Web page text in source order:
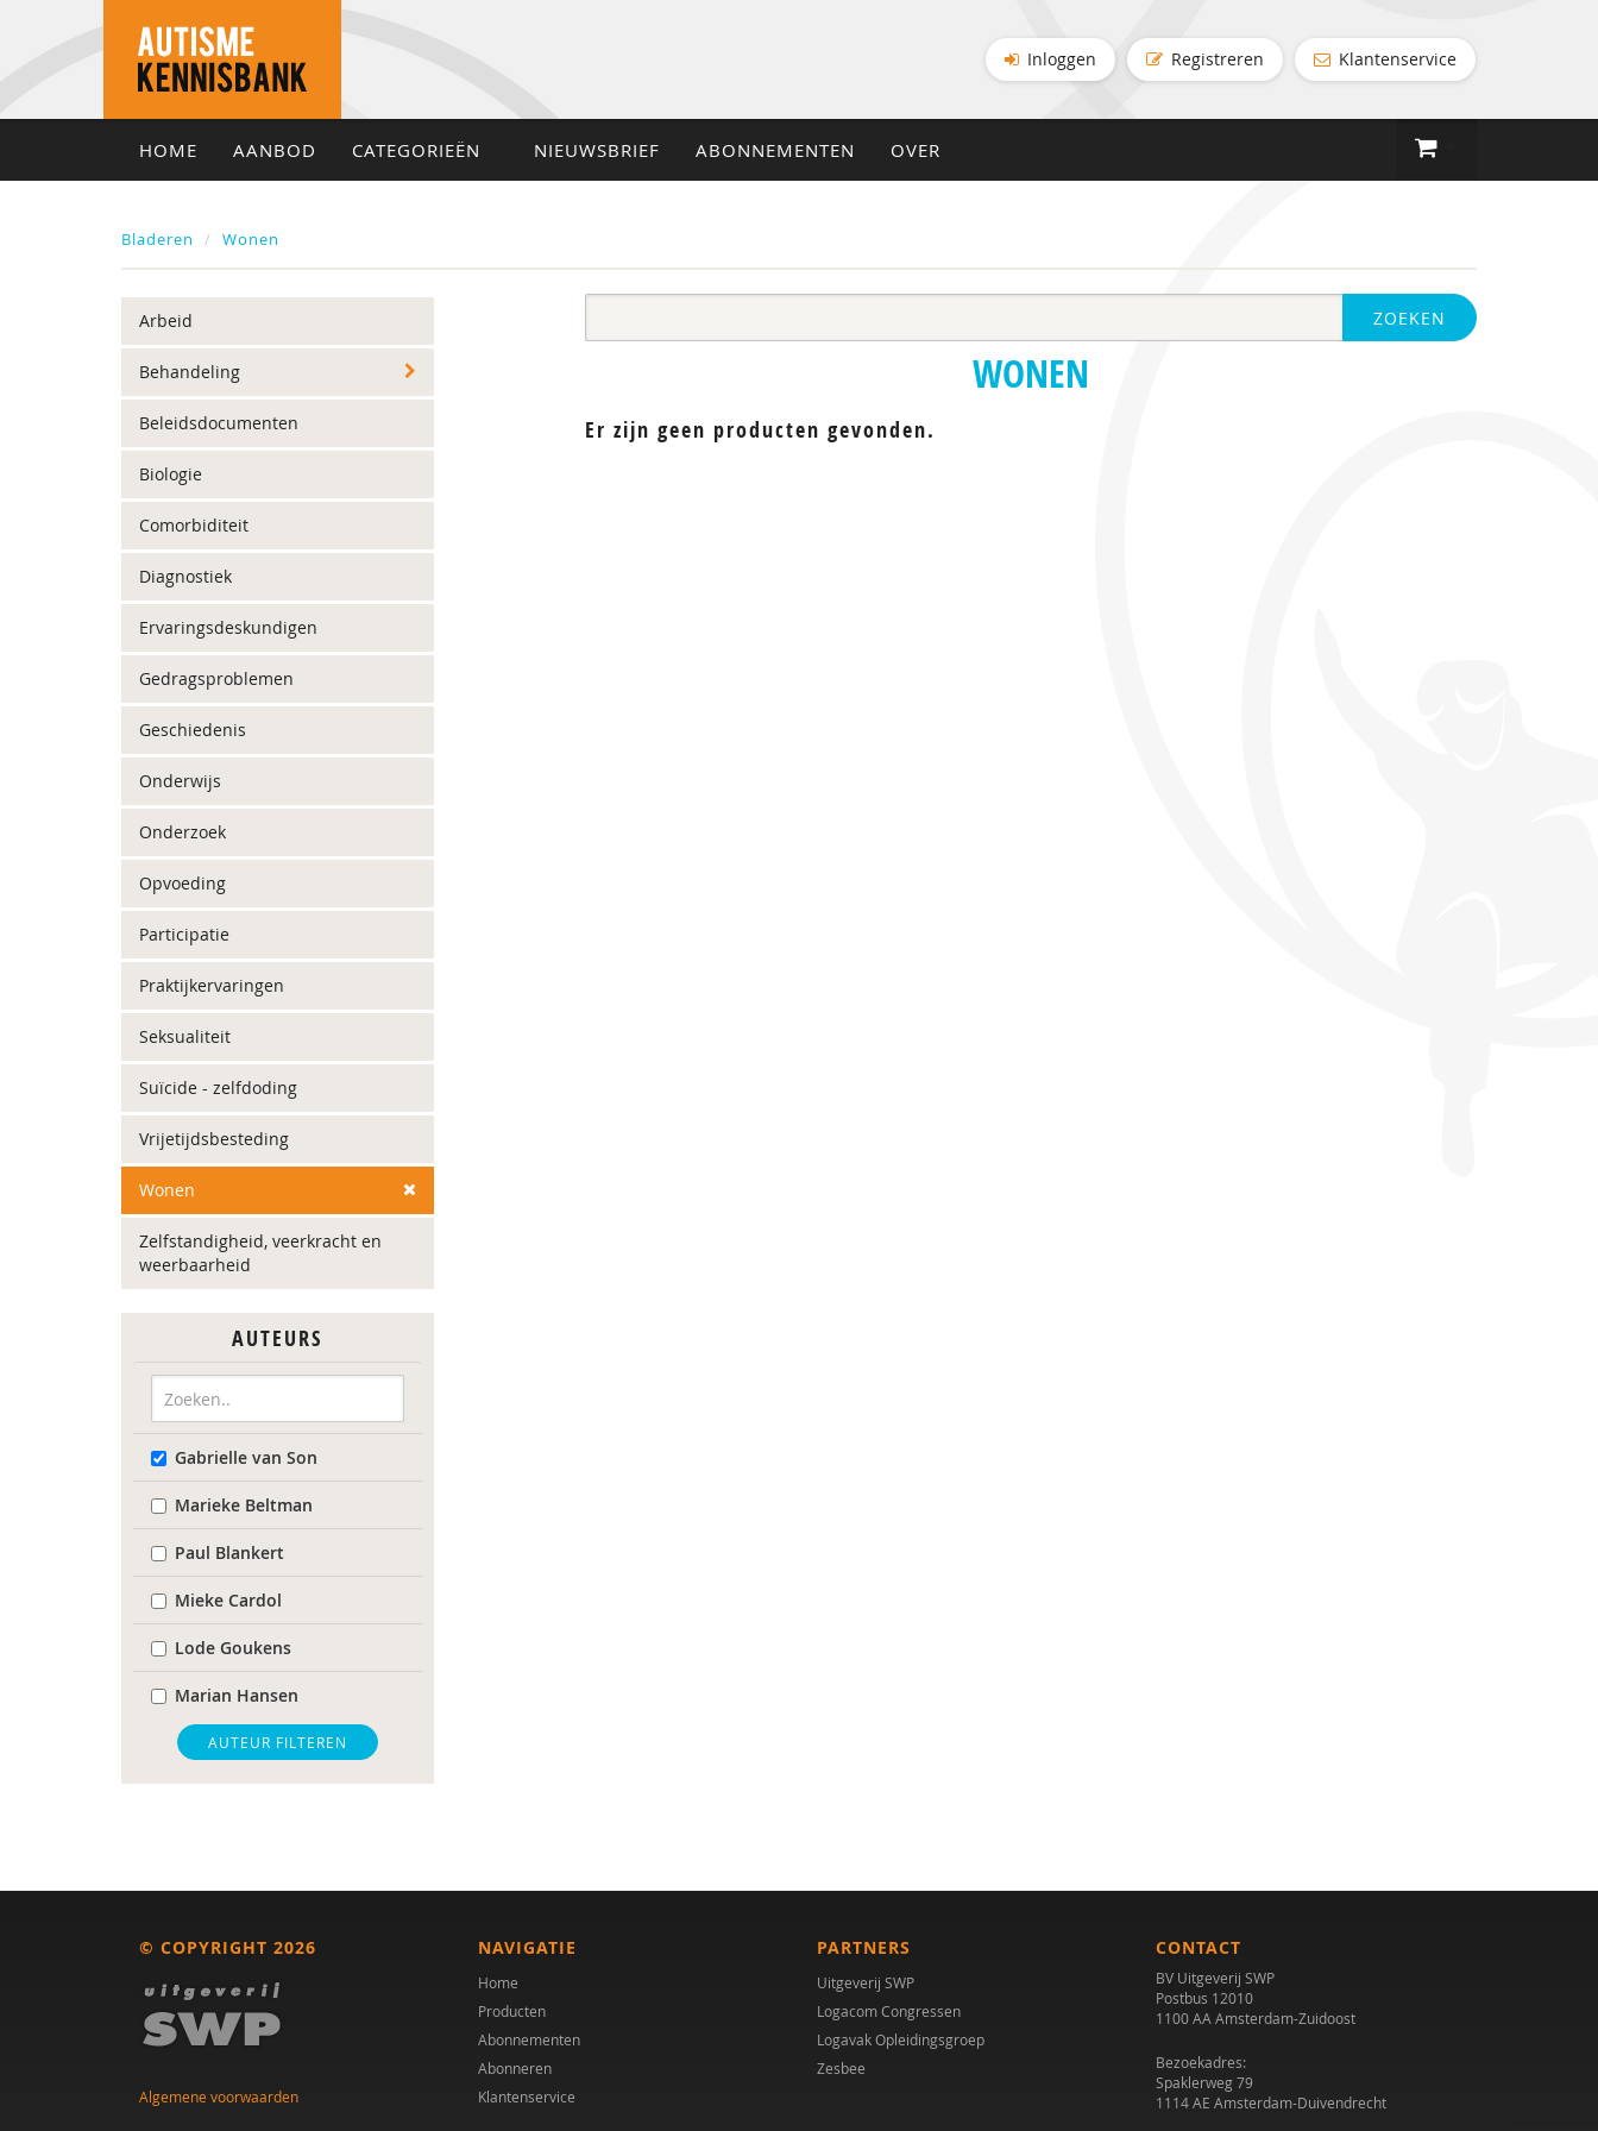
Inloggen Registreren Klantenservice
HOME AANBOD CATEGORIEËN NIEUWSBRIEF ABONNEMENTEN OVER
Bladeren Wonen
Arbeid
Behandeling
Beleidsdocumenten
Biologie
Comorbiditeit
Diagnostiek
Ervaringsdeskundigen
Gedragsproblemen
Geschiedenis
Onderwijs
Onderzoek
Opvoeding
Participatie
Praktijkervaringen
Seksualiteit
Suïcide - zelfdoding
Vrijetijdsbesteding
Wonen
Zelfstandigheid, veerkracht en
weerbaarheid
AUTEURS
Gabrielle van Son
Marieke Beltman
Paul Blankert
Mieke Cardol
Lode Goukens
Marian Hansen
Heidi J.M. van Heijningen-
Tousain
Frans Woltring
AUTEUR FILTEREN
ZOEKEN
WONEN
Er zijn geen producten gevonden.
© COPYRIGHT 2026
Algemene voorwaarden
NAVIGATIE
Home
Producten
Abonnementen
Abonneren
Klantenservice
PARTNERS
Uitgeverij SWP
Logacom Congressen
Logavak Opleidingsgroep
Zesbee
CONTACT
BV Uitgeverij SWP
Postbus 12010
1100 AA Amsterdam-Zuidoost
Bezoekadres:
Spaklerweg 79
1114 AE Amsterdam-Duivendrecht